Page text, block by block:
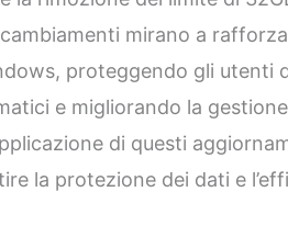
mirano a
proteggendo gli utenti
e migliorando la
di questi
la protezione dei dati e